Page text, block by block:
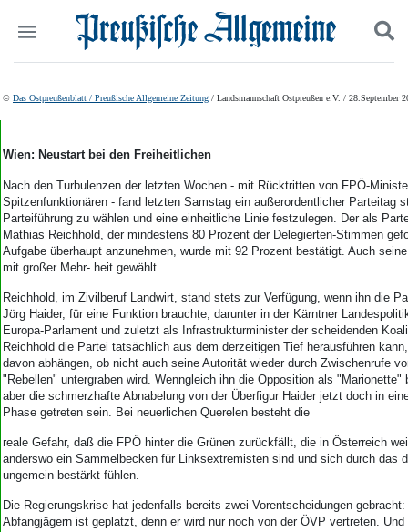
Start
Wer wir sind
Aktuelle Ausgabe
Abonnenten-Login
Abonnent werden
Mediadaten
Politik
Panorama
Leben
Geschichte
Ostpreußen
Pommern
Berlin-Brandenburg
Schlesien
Danzig und Westpreußen
Bücher
Suchen und finden
© Das Ostpreußenblatt / Preußische Allgemeine Zeitung / Landsmannschaft Ostpreußen e.V. / 28.September
Wien: Neustart bei den Freiheitlichen
Nach den Turbulenzen der letzten Wochen - mit Rücktritten von FPÖ-
Spitzenfunktionären - fand letzten Samstag ein außerordentlicher Parteitag
Parteiführung zu wählen und eine einheitliche Linie festzulegen. Der als
Mathias Reichhold, der mindestens 80 Prozent der Delegierten-Stimmen
Aufgabe überhaupt anzunehmen, wurde mit 92 Prozent bestätigt. Auch
mit großer Mehr- heit gewählt.
Reichhold, im Zivilberuf Landwirt, stand stets zur Verfügung, wenn ihn die
Jörg Haider, für eine Funktion brauchte, darunter in der Kärntner
Europa-Parlament und zuletzt als Infrastrukturminister der scheidenden
Reichhold die Partei tatsächlich aus dem derzeitigen Tief herausführen
davon abhängen, ob nicht auch seine Autorität wieder durch Zwischenrufe
"Rebellen" untergraben wird. Wenngleich ihn die Opposition als "Marionette"
aber die schmerzhafte Abnabelung von der Überfigur Haider jetzt doch in
Phase getreten sein. Bei neuerlichen Querelen besteht die
reale Gefahr, daß die FPÖ hinter die Grünen zurückfällt, die in Österreich
anderswo ein Sammelbecken für Linksextremisten sind und sich durch das
ungemein bestärkt fühlen.
Die Regierungskrise hat jedenfalls bereits zwei Vorentscheidungen
Abfangjägern ist geplatzt, denn er wird nur noch von der ÖVP vertreten.